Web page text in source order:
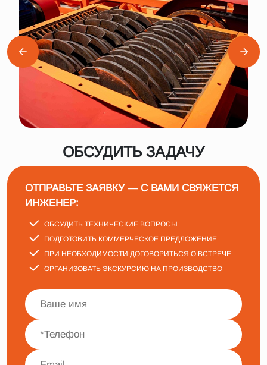
ОБСУДИТЬ ЗАДАЧУ
ОТПРАВЬТЕ ЗАЯВКУ — С ВАМИ СВЯЖЕТСЯ
ИНЖЕНЕР:
ОБСУДИТЬ ТЕХНИЧЕСКИЕ ВОПРОСЫ
ПОДГОТОВИТЬ КОММЕРЧЕСКОЕ ПРЕДЛОЖЕНИЕ
ПРИ НЕОБХОДИМОСТИ ДОГОВОРИТЬСЯ О ВСТРЕЧЕ
ОРГАНИЗОВАТЬ ЭКСКУРСИЮ НА ПРОИЗВОДСТВО